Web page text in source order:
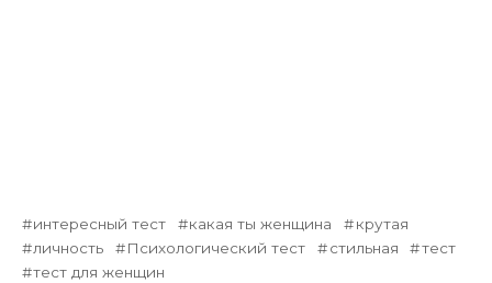
интересный тест какая ты женщина
крутая
личность
Психологический тест стильная
тест
тест для женщин